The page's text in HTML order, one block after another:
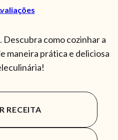
Descubra como cozinhar a
maneira prática e deliciosa
RECEITA